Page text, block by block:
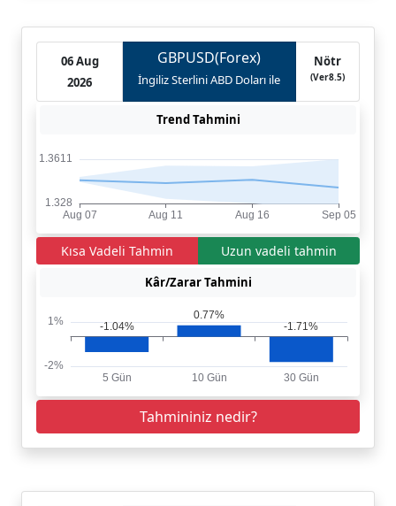
06 Aug
2026
GBPUSD(Forex)
İngiliz Sterlini ABD Doları ile
Nötr
(Ver8.5)
Trend Tahmini
Kısa Vadeli Tahmin Uzun vadeli tahmin
Kâr/Zarar Tahmini
Tahmininiz nedir?